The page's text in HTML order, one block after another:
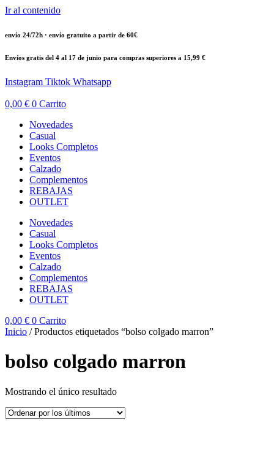
Ir al contenido
envío 24/72h · envío gratuito a partir de 60€
Envíos gratis del 4 al 17 de junio para compras superiores a 15,99 €
Instagram Tiktok Whatsapp
0,00 € 0 Carrito
Novedades
Casual
Looks Completos
Eventos
Calzado
Complementos
REBAJAS
OUTLET
Novedades
Casual
Looks Completos
Eventos
Calzado
Complementos
REBAJAS
OUTLET
0,00 € 0 Carrito
Inicio / Productos etiquetados “bolso colgado marron”
bolso colgado marron
Mostrando el único resultado